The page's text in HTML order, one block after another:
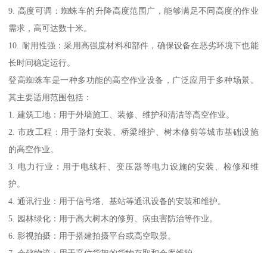
9. 高度可调：蜘蛛车的升降高度范围广，能够满足不同高度的作业
需求，高可达数十米。
10. 耐用性强：采用高强度材料和部件，确保设备在恶劣环境下也能
长时间稳定运行。
登高蜘蛛车是一种多功能的高空作业设备，广泛应用于多种场景。
其主要适用范围包括：
1. 建筑工地：用于外墙施工、装修、维护和清洁等高空作业。
2. 市政工程：用于路灯安装、桥梁维护、树木修剪等城市基础设施
的高空作业。
3. 电力行业：用于电线杆、变压器等电力设施的安装、检修和维
护。
4. 通讯行业：用于信号塔、基站等通讯设备的安装和维护。
5. 园林绿化：用于高大树木的修剪、病虫害防治等作业。
6. 影视拍摄：用于搭建拍摄平台或高空取景。